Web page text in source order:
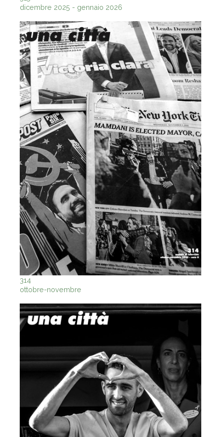
dicembre 2025 - gennaio 2026
314
ottobre-novembre